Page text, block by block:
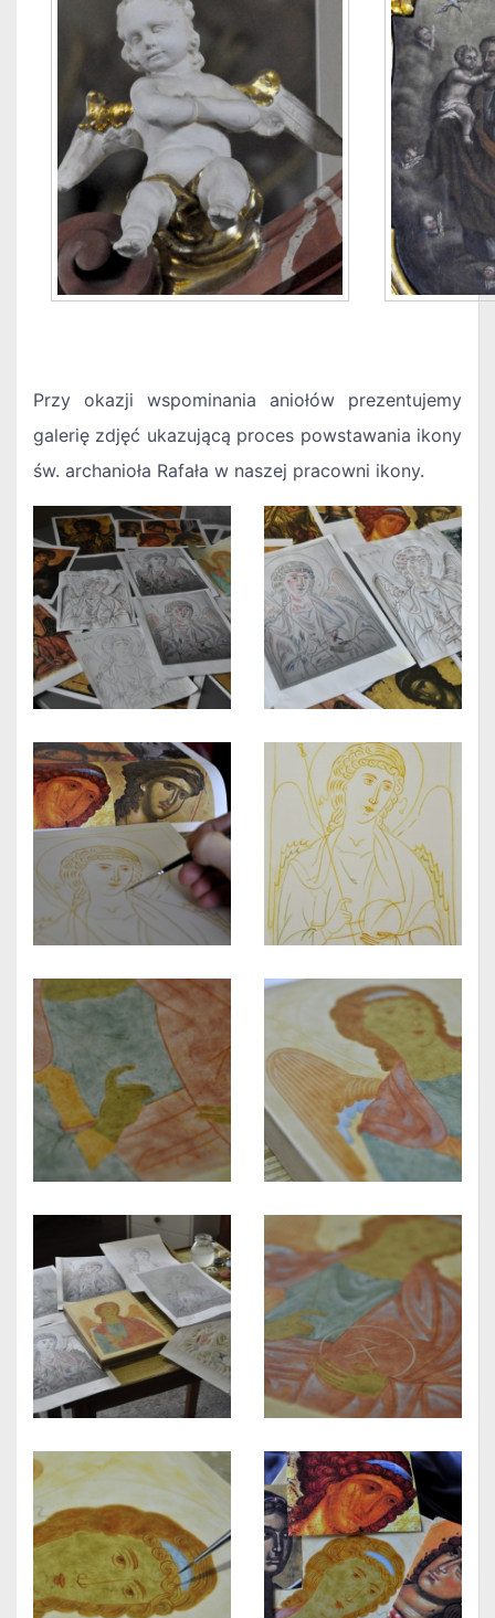
Przy okazji wspominania aniołów prezentujemy
galerię zdjęć ukazującą proces powstawania ikony
św. archanioła Rafała w naszej pracowni ikony.